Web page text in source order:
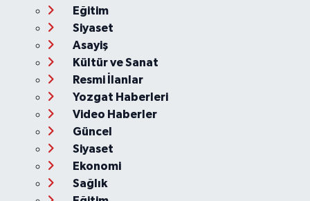
Eğitim
Siyaset
Asayiş
Kültür ve Sanat
Resmi İlanlar
Yozgat Haberleri
Video Haberler
Güncel
Siyaset
Ekonomi
Sağlık